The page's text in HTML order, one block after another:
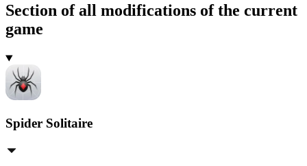
Section of all modifications of the current
game
Spider Solitaire